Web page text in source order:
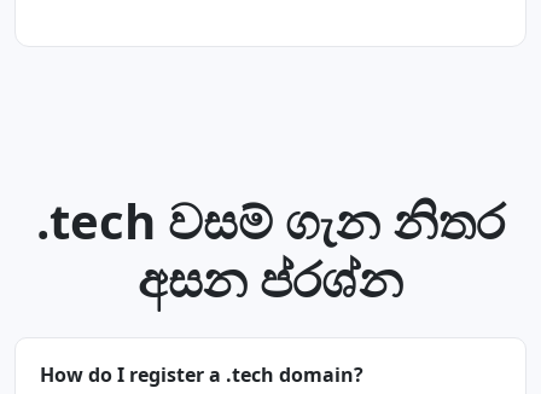
.tech වසම් ගැන නිතර
අසන ප්රශ්න
How do I register a .tech domain?